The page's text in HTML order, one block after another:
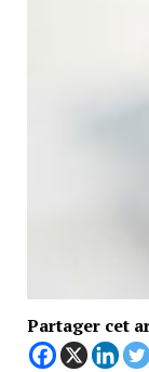
Partager cet